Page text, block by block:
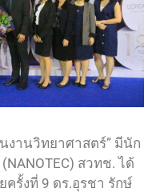
งานวิทยาศาสตร์” มีนัก
สวทช. ได้
รั้งที่ 9 ดร.อุรชา รักษ์